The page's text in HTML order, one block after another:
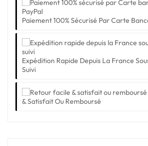
Paiement 100% Sécurisé Par Carte
Expédition Rapide Depuis La France
Suivi
& Satisfait Ou Remboursé